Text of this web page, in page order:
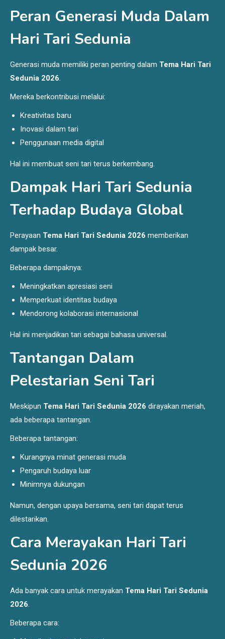
Peran Generasi Muda Dalam
Hari Tari Sedunia
Generasi muda memiliki peran penting dalam Tema Hari Tari
Sedunia 2026.
Mereka berkontribusi melalui:
Kreativitas baru
Inovasi dalam tari
Penggunaan media digital
Hal ini membuat seni tari terus berkembang.
Dampak Hari Tari Sedunia
Terhadap Budaya Global
Perayaan Tema Hari Tari Sedunia 2026 memberikan
dampak besar.
Beberapa dampaknya:
Meningkatkan apresiasi seni
Memperkuat identitas budaya
Mendorong kolaborasi internasional
Hal ini menjadikan tari sebagai bahasa universal.
Tantangan Dalam
Pelestarian Seni Tari
Meskipun Tema Hari Tari Sedunia 2026 dirayakan meriah,
ada beberapa tantangan.
Beberapa tantangan:
Kurangnya minat generasi muda
Pengaruh budaya luar
Minimnya dukungan
Namun, dengan upaya bersama, seni tari dapat terus
dilestarikan.
Cara Merayakan Hari Tari
Sedunia 2026
Ada banyak cara untuk merayakan Tema Hari Tari Sedunia
2026.
Beberapa cara: